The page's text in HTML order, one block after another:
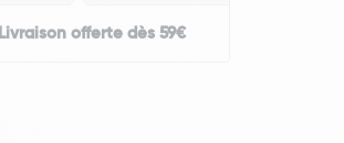
Livraison offerte dès 59€